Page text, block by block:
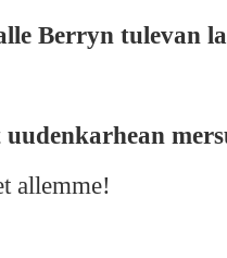
Berryn tulevan
allemme!